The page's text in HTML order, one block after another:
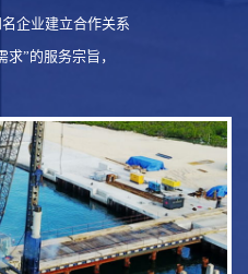
企业建立合作关系
”的服务宗旨，